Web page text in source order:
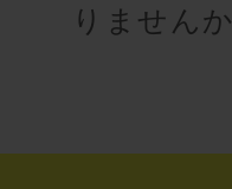
りませんか